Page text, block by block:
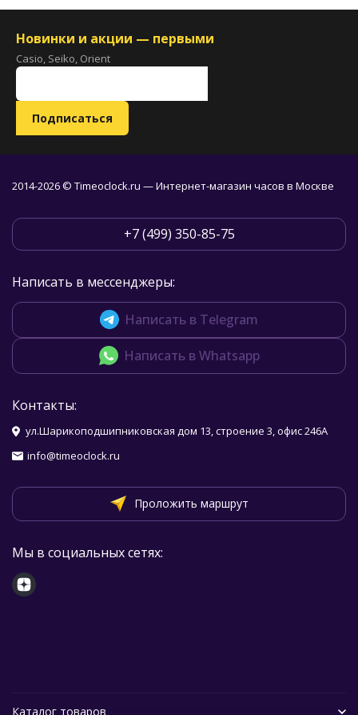
Новинки и акции — первыми
Casio, Seiko, Orient
2014-2026 © Timeoclock.ru — Интернет-магазин часов в Москве
+7 (499) 350-85-75
Написать в мессенджеры:
Написать в Telegram
Написать в Whatsapp
Контакты:
ул.Шарикоподшипниковская дом 13, строение 3, офис 246А
info@timeoclock.ru
Проложить маршрут
Мы в социальных сетях:
Каталог товаров